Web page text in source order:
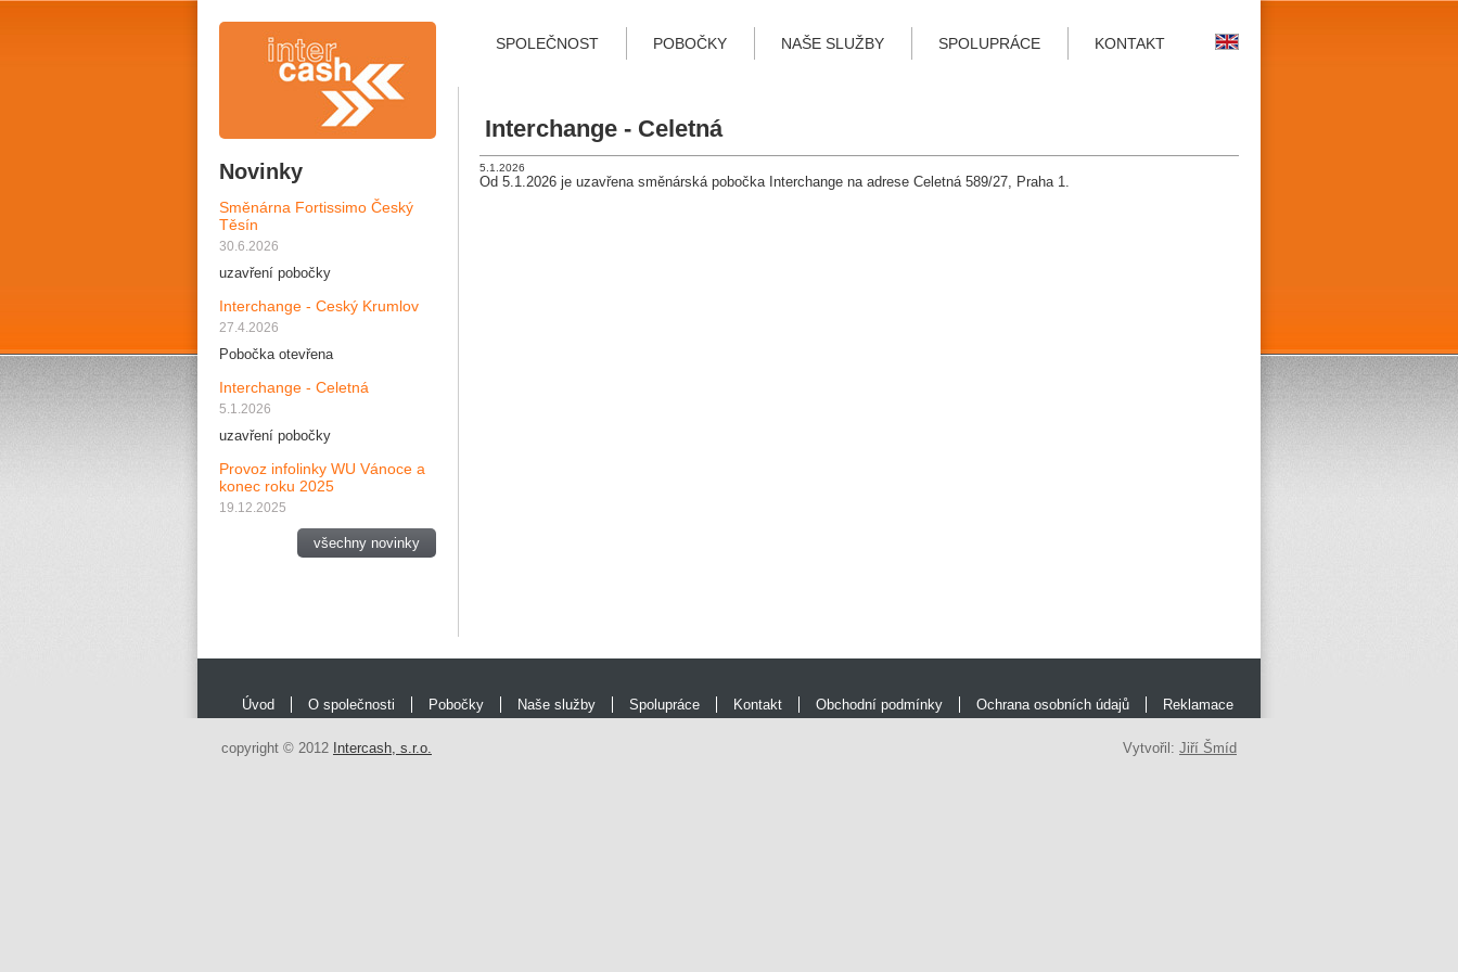
SPOLEČNOST POBOČKY NAŠE SLUŽBY SPOLUPRÁCE KONTAKT
Novinky
Směnárna Fortissimo Český
Těsín
30.6.2026
uzavření pobočky
Interchange - Ceský Krumlov
27.4.2026
Pobočka otevřena
Interchange - Celetná
5.1.2026
uzavření pobočky
Provoz infolinky WU Vánoce a
konec roku 2025
19.12.2025
všechny novinky
Interchange - Celetná
5.1.2026
Od 5.1.2026 je uzavřena směnárská pobočka Interchange na adrese Celetná 589/27, Praha 1.
Úvod O společnosti Pobočky Naše služby Spolupráce Kontakt Obchodní podmínky Ochrana osobních údajů Reklamace
copyright © 2012 Intercash, s.r.o. Vytvořil: Jiří Šmíd